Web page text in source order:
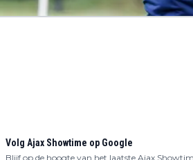
Volg Ajax Showtime op Google
Blijf op de hoogte van het laatste Ajax